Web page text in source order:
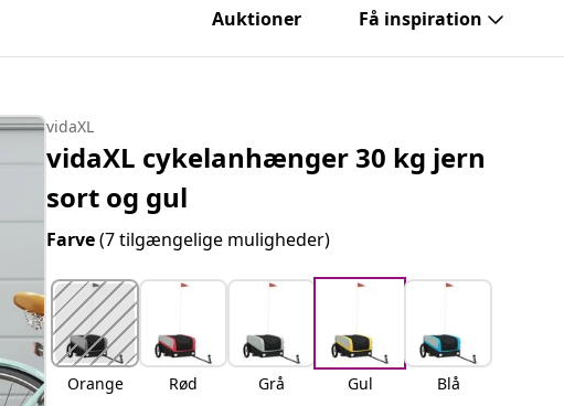
Auktioner Få inspiration
vidaXL
vidaXL cykelanhænger 30 kg jern
sort og gul
Farve(7 tilgængelige muligheder)
Orange Rød Grå Gul Blå